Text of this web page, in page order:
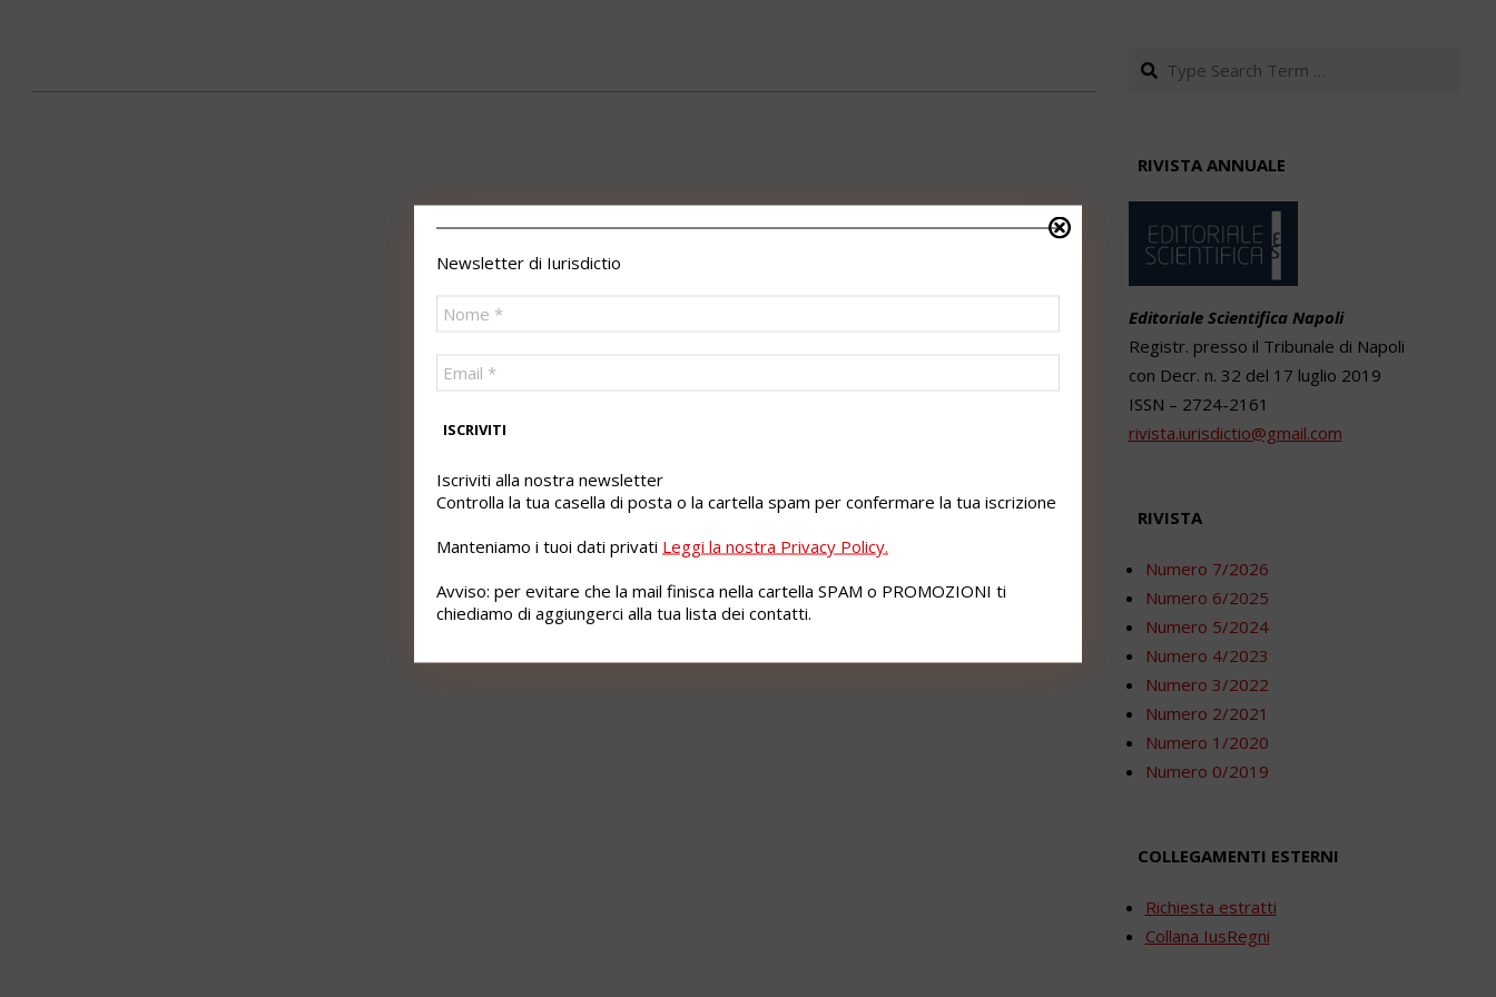
Newsletter di Iurisdictio
Iscriviti alla nostra newsletter
Controlla la tua casella di posta o la cartella spam per confermare la tua iscrizione
Manteniamo i tuoi dati privati Leggi la nostra Privacy Policy.
Avviso: per evitare che la mail finisca nella cartella SPAM o PROMOZIONI ti
chiediamo di aggiungerci alla tua lista dei contatti.
Search
RIVISTA ANNUALE
Editoriale Scientifica Napoli
Registr. presso il Tribunale di Napoli
con Decr. n. 32 del 17 luglio 2019
ISSN – 2724-2161
rivista.iurisdictio@gmail.com
RIVISTA
Numero 7/2026
Numero 6/2025
Numero 5/2024
Numero 4/2023
Numero 3/2022
Numero 2/2021
Numero 1/2020
Numero 0/2019
COLLEGAMENTI ESTERNI
Richiesta estratti
Collana IusRegni